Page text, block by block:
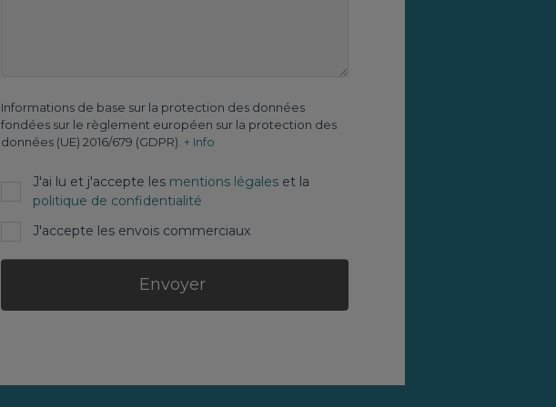
Informations de base sur la protection des données
fondées sur le règlement européen sur la protection des
données (UE) 2016/679 (GDPR). + Info
J'ai lu et j'accepte les mentions légales et la
politique de confidentialité
J'accepte les envois commerciaux
Envoyer